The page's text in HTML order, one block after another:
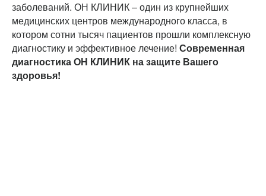
заболеваний. ОН КЛИНИК – один из крупнейших
медицинских центров международного класса, в
котором сотни тысяч пациентов прошли комплексную
диагностику и эффективное лечение! Современная
диагностика ОН КЛИНИК на защите Вашего
здоровья!